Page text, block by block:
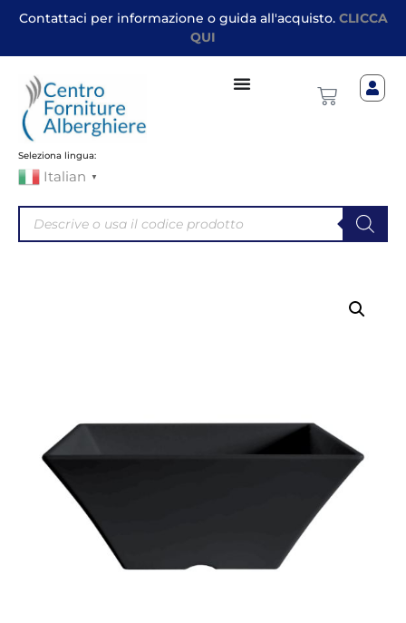
Contattaci per informazione o guida all'acquisto. CLICCA
QUI
Seleziona lingua:
Italian ▼